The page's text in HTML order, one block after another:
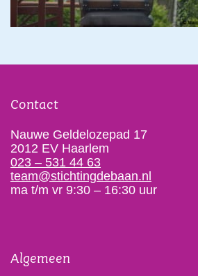
Contact
Nauwe Geldelozepad 17
2012 EV Haarlem
023 – 531 44 63
team@stichtingdebaan.nl
ma t/m vr 9:30 – 16:30 uur
Algemeen